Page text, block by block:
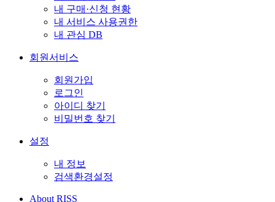
내 구매·신청 현황
내 서비스 사용권한
내 관심 DB
회원서비스
회원가입
로그인
아이디 찾기
비밀번호 찾기
설정
내 정보
검색환경설정
About RISS